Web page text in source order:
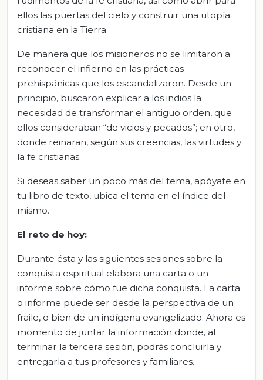
ellos las puertas del cielo y construir una utopía
cristiana en la Tierra.
De manera que los misioneros no se limitaron a
reconocer el infierno en las prácticas
prehispánicas que los escandalizaron. Desde un
principio, buscaron explicar a los indios la
necesidad de transformar el antiguo orden, que
ellos consideraban “de vicios y pecados”; en otro,
donde reinaran, según sus creencias, las virtudes y
la fe cristianas.
Si deseas saber un poco más del tema, apóyate en
tu libro de texto, ubica el tema en el índice del
mismo.
El reto de hoy:
Durante ésta y las siguientes sesiones sobre la
conquista espiritual elabora una carta o un
informe sobre cómo fue dicha conquista. La carta
o informe puede ser desde la perspectiva de un
fraile, o bien de un indígena evangelizado. Ahora es
momento de juntar la información donde, al
terminar la tercera sesión, podrás concluirla y
entregarla a tus profesores y familiares.